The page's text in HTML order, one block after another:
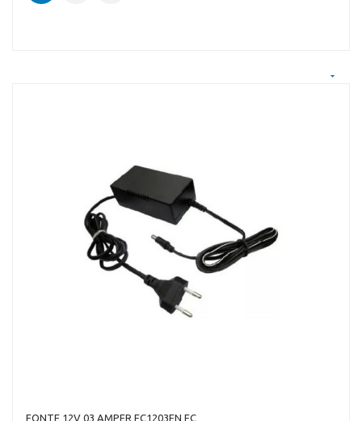
FONTE 12V 03 AMPER FC1203EN FC